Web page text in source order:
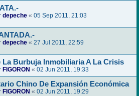
depeche « 05 Sep 2011, 21:03
depeche « 27 Jul 2011, 22:59
La Burbuja Inmobiliaria A La Crisis
FIGORON « 02 Jun 2011, 19:33
Chino De Expansión Económica
FIGORON « 02 Jun 2011, 19:29